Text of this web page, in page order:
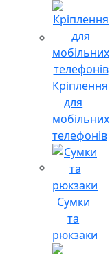
Кріплення
для
мобільних
телефонів
Сумки
та
рюкзаки